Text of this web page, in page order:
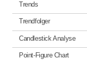
Trends
Trendfolger
Candlestick Analyse
Point-Figure Chart